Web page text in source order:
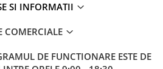
SI INFORMATII
COMERCIALE
DE FUNCTIONARE ESTE DE